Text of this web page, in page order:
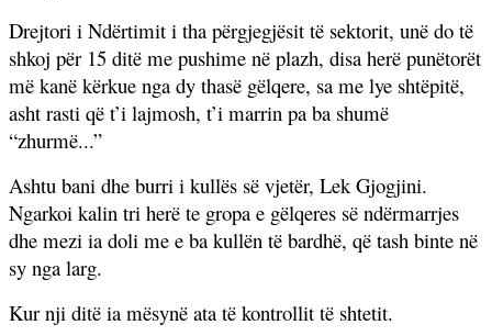
Drejtori i Ndërtimit i tha përgjegjësit të sektorit, unë do të
shkoj për 15 ditë me pushime në plazh, disa herë punëtorët
më kanë kërkue nga dy thasë gëlqere, sa me lye shtëpitë,
asht rasti që t’i lajmosh, t’i marrin pa ba shumë
“zhurmë...”
Ashtu bani dhe burri i kullës së vjetër, Lek Gjogjini.
Ngarkoi kalin tri herë te gropa e gëlqeres së ndërmarrjes
dhe mezi ia doli me e ba kullën të bardhë, që tash binte në
sy nga larg.
Kur nji ditë ia mësynë ata të kontrollit të shtetit.